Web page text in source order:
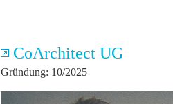
CoArchitect UG
Gründung: 10/2025